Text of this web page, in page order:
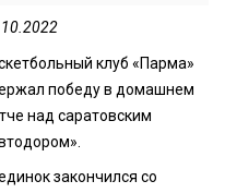
клуб «Парма»
победу в домашнем
над саратовским
закончился со